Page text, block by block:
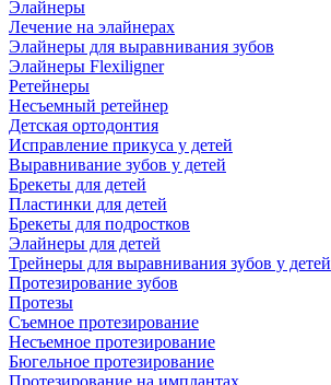
Элайнеры
Лечение на элайнерах
Элайнеры для выравнивания зубов
Элайнеры Flexiligner
Ретейнеры
Несъемный ретейнер
Детская ортодонтия
Исправление прикуса у детей
Выравнивание зубов у детей
Брекеты для детей
Пластинки для детей
Брекеты для подростков
Элайнеры для детей
Трейнеры для выравнивания зубов у детей
Протезирование зубов
Протезы
Съемное протезирование
Несъемное протезирование
Бюгельное протезирование
Протезирование на имплантах